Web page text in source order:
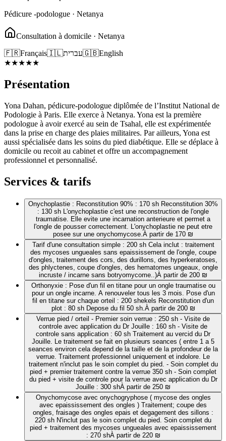
Pédicure -podologue · Netanya
Consultation à domicile · Netanya
🇫🇷Français🇮🇱עברית🇬🇧English
★★★★★
Présentation
Yona Dahan, pédicure-podologue diplômée de l’Institut National de
Podologie à Paris. Elle exerce à Netanya. Yona est la première
podologue à avoir exercé au sein de Tsahal, elle est expérimentée
dans la prise en charge des plaies militaires. Par ailleurs, Yona est
aussi spécialisée dans les soins du pied diabétique. Elle se déplace à
domicile ou recoit au cabinet et offre un accompagnement
professionnel et personnalisé.
Services & tarifs
Onychoplastie : Reconstitution 90% : 170 sh Reconstitution 30%
: 130 sh L'onychoplastie c'est une reconstruction de l'ongle
traumatise. Elle evite une incarnation anterieure et permet a
l'ongle de pousser correctement. L'onychoplastie ne peut etre
posee sur une onychomycose. À partir de 170 ₪
Tarif d'une consultation simple : 200 sh Cela inclut : traitement
des mycoses ungueales sans epaississement de l'ongle, coupe
d'ongles, traitement des cors, des durillons, des hyperkeratoses,
des phlyctenes, coupe d'ongles, des hematomes ungeaux, ongle
incruste / incarne sans botryomycome..)À partir de 200 ₪
Orthonyxie : Pose d'un fil en titane pour un ongle traumatise ou
pour un ongle incarne. A renouveler tous les 3 mois. Pose d'un
fil en titane sur chaque orteil : 200 shekels Reconstitution d'un
plot : 80 sh Depose du fil 50 sh. À partir de 200 ₪
Verrue pied / orteil - Premier soin verrue : 250 sh - Visite de
controle avec application du Dr Jouille : 160 sh - Visite de
controle sans application : 60 sh Traitement au vercid du Dr
Jouille. Le traitement se fait en plusieurs seances ( entre 1 a 5
seances environ cela depend de la taille et de la profondeur de la
verrue. Traitement professionnel uniquement et indolore. Le
traitement n'inclut pas le soin complet du pied. - Soin complet du
pied + premier traitement contre la verrue 350 sh - Soin complet
du pied + visite de controle pour la verrue avec application du Dr
Jouille : 300 shÀ partir de 250 ₪
Onychomycose avec onychogryphose ( mycose des ongles
avec epaississement des ongles ) Traitement; coupe des
ongles, fraisage des ongles epais et degagement des sillons :
220 sh N'inclut pas le soin complet du pied. Soin complet du
pied + traitement des mycoses ungueales avec epaississement
: 270 shÀ partir de 220 ₪